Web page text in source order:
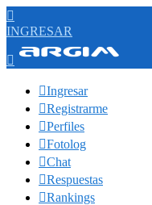

INGRESAR

Ingresar
Registrarme
Perfiles
Fotolog
Chat
Respuestas
Rankings